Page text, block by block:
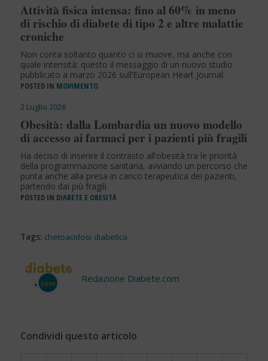
Attività fisica intensa: fino al 60% in meno
di rischio di diabete di tipo 2 e altre malattie
croniche
Non conta soltanto quanto ci si muove, ma anche con
quale intensità: questo il messaggio di un nuovo studio
pubblicato a marzo 2026 sull’European Heart Journal.
POSTED IN MOVIMENTO
2 Luglio 2026
Obesità: dalla Lombardia un nuovo modello
di accesso ai farmaci per i pazienti più fragili
Ha deciso di inserire il contrasto all’obesità tra le priorità
della programmazione sanitaria, avviando un percorso che
punta anche alla presa in carico terapeutica dei pazienti,
partendo dai più fragili.
POSTED IN DIABETE E OBESITÀ
Tags: chetoacidosi diabetica
Redazione Diabete.com
Condividi questo articolo